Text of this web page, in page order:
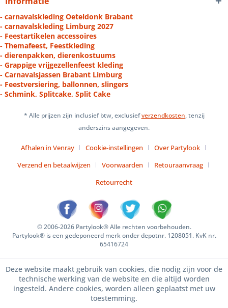
- carnavalskleding Oeteldonk Brabant
- carnavalskleding Limburg 2027
- Feestartikelen accessoires
- Themafeest, Feestkleding
- dierenpakken, dierenkostuums
- Grappige vrijgezellenfeest kleding
- Carnavalsjassen Brabant Limburg
- Feestversiering, ballonnen, slingers
- Schmink, Splitcake, Split Cake
* Alle prijzen zijn inclusief btw, exclusiefverzendkosten, tenzij
anderszins aangegeven.
Afhalen in Venray Cookie-instellingen
Over Partylook
Verzend en betaalwijzen
Voorwaarden
Retouraanvraag
Retourrecht
© 2006-2026 Partylook® Alle rechten voorbehouden.
Partylook® is een gedeponeerd merk onder depotnr. 1208051. KvK nr.
65416724
Deze website maakt gebruik van cookies, die nodig zijn voor de
technische werking van de website en die altijd worden
ingesteld. Andere cookies, worden alleen geplaatst met uw
toestemming.